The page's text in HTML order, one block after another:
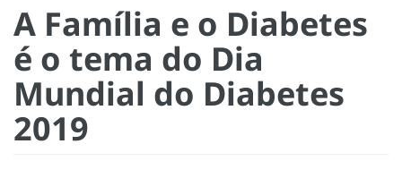
A Família e o Diabetes
é o tema do Dia
Mundial do Diabetes
2019